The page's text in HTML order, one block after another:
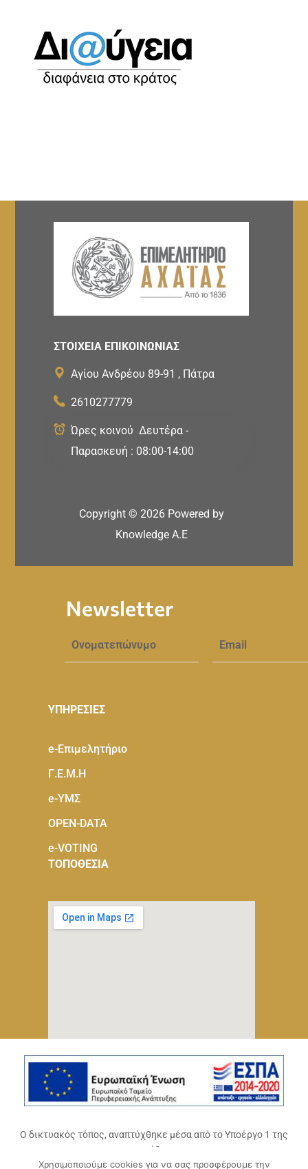
ΣΤΟΙΧΕΙΑ ΕΠΙΚΟΙΝΩΝΙΑΣ
Αγίου Ανδρέου 89-91 , Πάτρα
2610277779
Ώρες κοινού Δευτέρα -
Παρασκευή : 08:00-14:00
Copyright © 2026 Powered by
Knowledge A.E
Newsletter
ΥΠΗΡΕΣΙΕΣ
e-Eπιμελητήριο
Γ.Ε.Μ.Η
e-ΥΜΣ
OPEN-DATA
e-VOTING
ΤΟΠΟΘΕΣΙΑ
Ο δικτυακός τόπος, αναπτύχθηκε μέσα από το Υποέργο 1 της
πράξης
«Ψηφιακό Οικοσύστημα Επιχειρηματικότητας του
Χρησιμοποιούμε cookies για να σας προσφέρουμε την